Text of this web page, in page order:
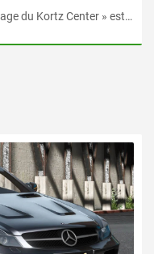
GTA Online : La mise à jour « Le Braquage du Kortz Center » est maintenant disponible